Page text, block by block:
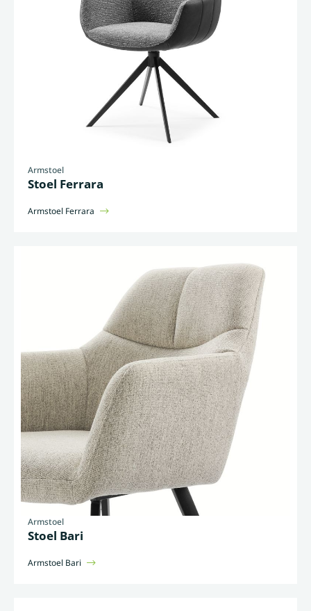
Armstoel
Stoel Ferrara
Armstoel Ferrara
Armstoel
Stoel Bari
Armstoel Bari